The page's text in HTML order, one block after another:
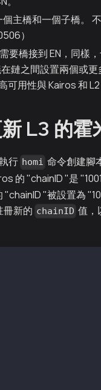
主橋和一個子橋。
）
要橋接到 EN，同樣
鏈之間設置兩個或
用性與 Kairos 和 L2
L3 的霍
行 homi 命令創建腳
的 "chainID "是
"被設置為
冊新的 chainID 值，